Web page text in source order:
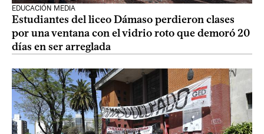
EDUCACIÓN MEDIA
Estudiantes del liceo Dámaso perdieron clases
por una ventana con el vidrio roto que demoró 20
días en ser arreglada